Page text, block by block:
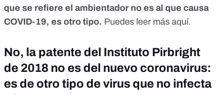
que se refiere el ambientador no es al que causa
COVID-19, es otro tipo. Puedes leer más aquí.
No, la patente del Instituto Pirbright
de 2018 no es del nuevo coronavirus:
es de otro tipo de virus que no infecta